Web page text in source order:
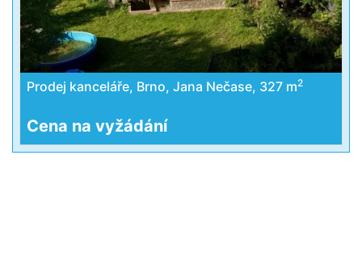
Prodej kanceláře, Brno, Jana Nečase, 327 m2
Cena na vyžádání